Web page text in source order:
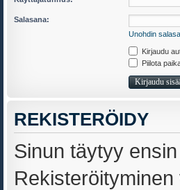
Salasana:
Unohdin
Kirjaudu
Piilota
REKISTERÖIDY
Sinun täytyy